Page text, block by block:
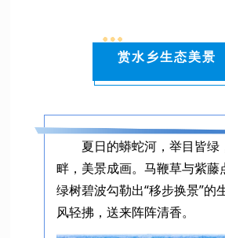
赏水乡生态美景
夏日的蟒蛇河，举目皆绿
畔，美景成画。马鞭草与紫藤
绿树碧波勾勒出“移步换景”的
风轻拂，送来阵阵清香。